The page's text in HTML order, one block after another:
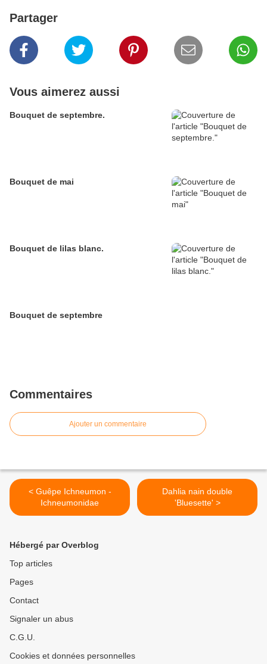
Partager
Vous aimerez aussi
Bouquet de septembre.
Bouquet de mai
Bouquet de lilas blanc.
Bouquet de septembre
Commentaires
Ajouter un commentaire
< Guêpe Ichneumon -
Ichneumonidae
Dahlia nain double
'Bluesette' >
Hébergé par Overblog
Top articles
Pages
Contact
Signaler un abus
C.G.U.
Cookies et données personnelles